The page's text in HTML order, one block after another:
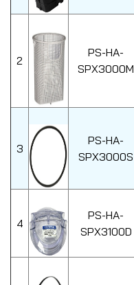
2
PS-HA-
SPX3000M
3
PS-HA-
SPX3000S
4
PS-HA-
SPX3100D